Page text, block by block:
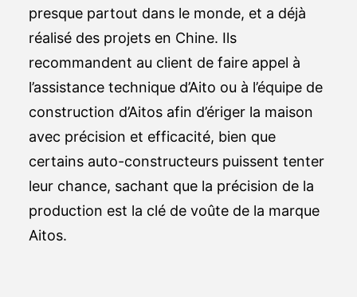
presque partout dans le monde, et a déjà
réalisé des projets en Chine. Ils
recommandent au client de faire appel à
l’assistance technique d’Aito ou à l’équipe de
construction d’Aitos afin d’ériger la maison
avec précision et efficacité, bien que
certains auto-constructeurs puissent tenter
leur chance, sachant que la précision de la
production est la clé de voûte de la marque
Aitos.